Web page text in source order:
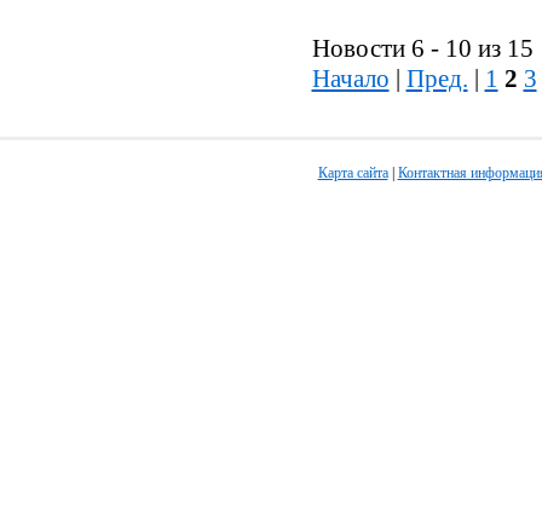
Новости 6 - 10 из 15
Начало | Пред. | 1 2 3
Карта сайта| Контактная